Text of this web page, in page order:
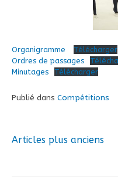
Organigramme
Télécharger
Ordres de passages
Minutages
Télécharger
Publié dans Compétitions
Navigation
Articles plus anciens